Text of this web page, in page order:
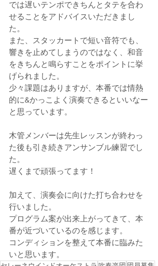
では遅いテンポできちんとタテを合わ
せることをアドバイスいただきまし
た。
また、スタッカートで短い音符でも、
響きを止めてしまうのではなく、和音
をきちんと鳴らすことをポイントに挙
げられました。
少々課題はありますが、本番では情熱
的に&かっこよく演奏できるといいなー
と思っています。
木管メンバーは先生レッスンが終わっ
た後も引き続きアンサンブル練習でし
た。
遅くまで頑張ってます！
加えて、演奏会に向けた打ち合わせを
行いました。
プログラム案が出来上がってきて、本
番が近づいているのを感じます。
コンディションを整えて本番に臨みた
いと思います。